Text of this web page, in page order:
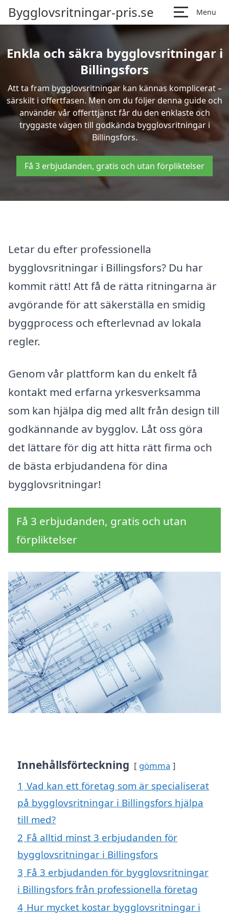
Bygglovsritningar-pris.se Menu
Enkla och säkra bygglovsritningar i
Billingsfors
Att ta fram bygglovsritningar kan kännas komplicerat –
särskilt i offertfasen. Men om du följer denna guide och
använder vår offerttjänst får du den enklaste och
tryggaste vägen till godkända bygglovsritningar i
Billingsfors.
Få 3 erbjudanden, gratis och utan förpliktelser
Letar du efter professionella
bygglovsritningar i Billingsfors? Du har
kommit rätt! Att få de rätta ritningarna är
avgörande för att säkerställa en smidig
byggprocess och efterlevnad av lokala
regler.
Genom vår plattform kan du enkelt få
kontakt med erfarna yrkesverksamma
som kan hjälpa dig med allt från design till
godkännande av bygglov. Låt oss göra
det lättare för dig att hitta rätt firma och
de bästa erbjudandena för dina
bygglovsritningar!
Få 3 erbjudanden, gratis och utan
förpliktelser
Innehållsförteckning gömma
1 Vad kan ett företag som är specialiserat
på bygglovsritningar i Billingsfors hjälpa
till med?
2 Få alltid minst 3 erbjudanden för
bygglovsritningar i Billingsfors
3 Få 3 erbjudanden för bygglovsritningar
i Billingsfors från professionella företag
4 Hur mycket kostar bygglovsritningar i